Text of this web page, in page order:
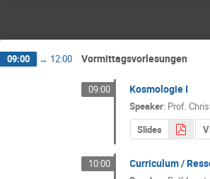
09:00 → 12:00 Vormittagsvorlesungen
09:00 Kosmologie I
Speaker: Prof.
Slides
10:00 Curriculum /